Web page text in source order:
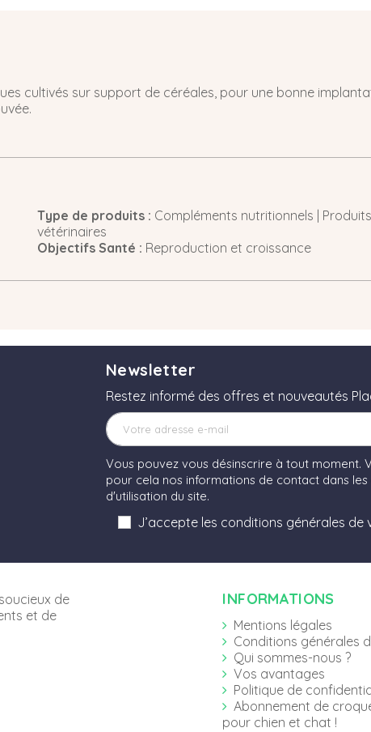
cultivés sur support de céréales, pour une bonne
Type de produits : Compléments nutritionnels | Produits
vétérinaires
Objectifs Santé : Reproduction et croissance
Newsletter
Restez informé des offres et nouveautés
Vous pouvez vous désinscrire à tout moment.
pour cela nos informations de contact dans les
d'utilisation du site.
J’accepte les conditions générales de
de
et de
INFORMATIONS
Mentions légales
Conditions générales
Qui sommes-nous ?
Vos avantages
Politique de
Abonnement de
pour chien et chat !